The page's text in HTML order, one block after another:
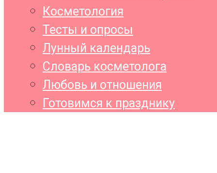
Косметология
Тесты и опросы
Лунный календарь
Словарь косметолога
Любовь и отношения
Готовимся к празднику